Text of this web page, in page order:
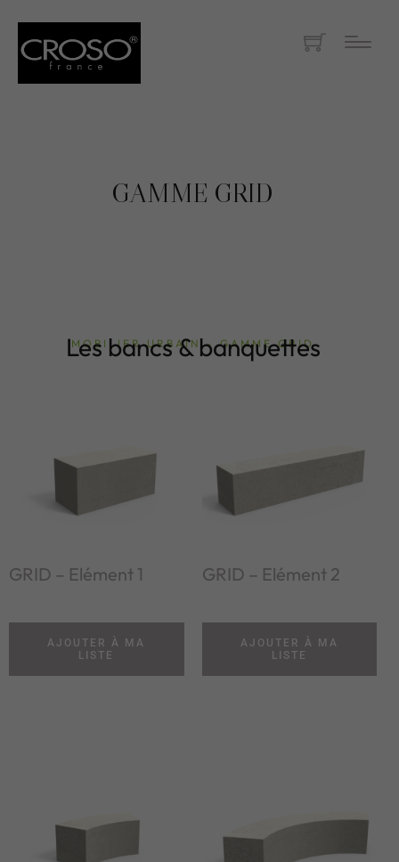
GAMME GRID
MOBILIER URBAIN - GAMME GRID
Les bancs & banquettes
GRID – Elément 1
AJOUTER À MA
LISTE
GRID – Elément 2
AJOUTER À MA
LISTE